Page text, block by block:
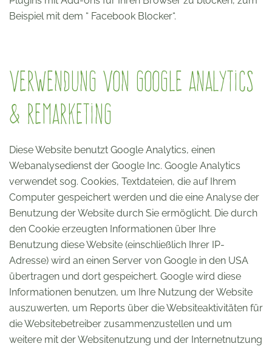
Beispiel mit dem “ Facebook Blocker“.
Verwendung von Google Analytics
& Remarketing
Diese Website benutzt Google Analytics, einen
Webanalysedienst der Google Inc. Google Analytics
verwendet sog. Cookies, Textdateien, die auf Ihrem
Computer gespeichert werden und die eine Analyse der
Benutzung der Website durch Sie ermöglicht. Die durch
den Cookie erzeugten Informationen über Ihre
Benutzung diese Website (einschließlich Ihrer IP-
Adresse) wird an einen Server von Google in den USA
übertragen und dort gespeichert. Google wird diese
Informationen benutzen, um Ihre Nutzung der Website
auszuwerten, um Reports über die Websiteaktivitäten für
die Websitebetreiber zusammenzustellen und um
weitere mit der Websitenutzung und der Internetnutzung